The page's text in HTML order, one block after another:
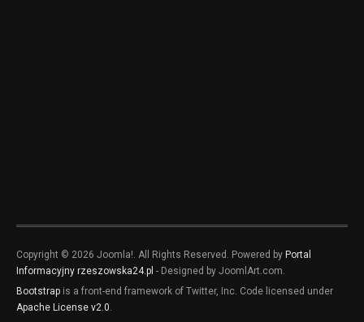
Copyright © 2026 Joomla!. All Rights Reserved. Powered by Portal
Informacyjny rzeszowska24.pl - Designed by JoomlArt.com.
Bootstrap is a front-end framework of Twitter, Inc. Code licensed under
Apache License v2.0.